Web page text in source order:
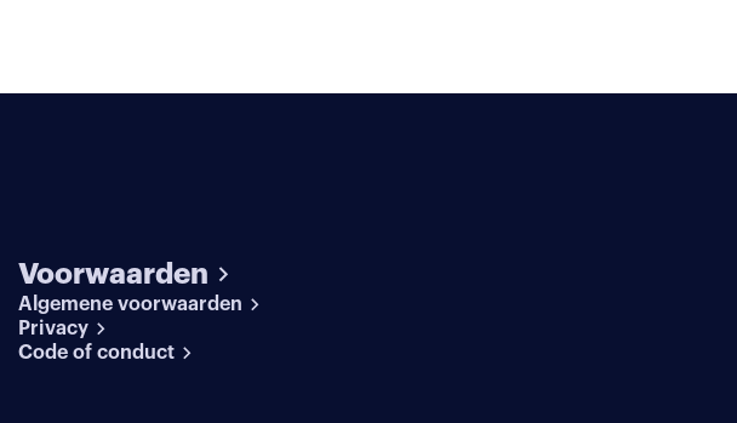
Voorwaarden
Algemene voorwaarden
Privacy
Code of conduct